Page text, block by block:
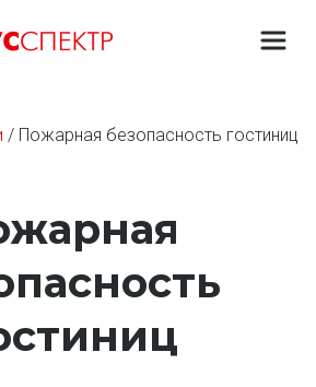
/ Пожарная безопасность гостиниц